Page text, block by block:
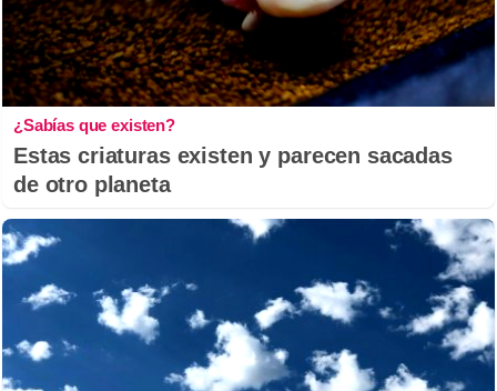
¿Sabías que existen?
Estas criaturas existen y parecen sacadas
de otro planeta